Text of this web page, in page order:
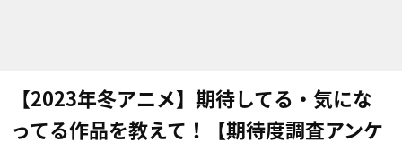
【2023年冬アニメ】期待してる・気にな
ってる作品を教えて！【期待度調査アンケ